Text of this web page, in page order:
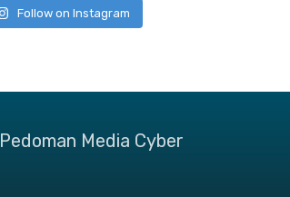
Follow on Instagram
Pedoman Media Cyber